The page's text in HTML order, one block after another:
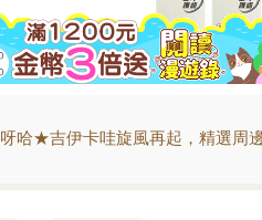
呀哈★吉伊卡哇旋風再起，精選周